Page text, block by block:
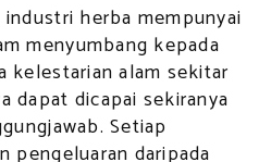
herba mempunyai
menyumbang kepada
kelestarian alam sekitar
dapat dicapai sekiranya
Setiap
pengeluaran daripada